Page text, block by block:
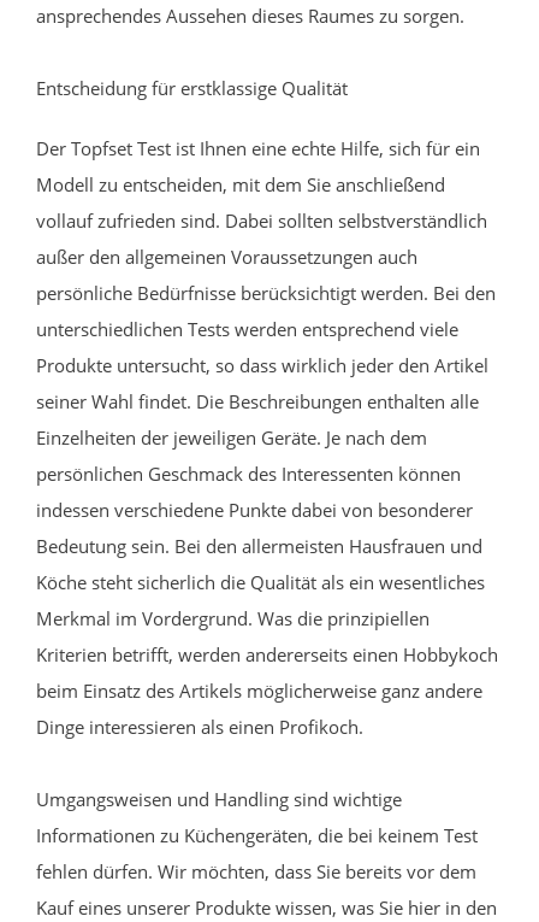
ansprechendes Aussehen dieses Raumes zu sorgen.
Entscheidung für erstklassige Qualität
Der Topfset Test ist Ihnen eine echte Hilfe, sich für ein
Modell zu entscheiden, mit dem Sie anschließend
vollauf zufrieden sind. Dabei sollten selbstverständlich
außer den allgemeinen Voraussetzungen auch
persönliche Bedürfnisse berücksichtigt werden. Bei den
unterschiedlichen Tests werden entsprechend viele
Produkte untersucht, so dass wirklich jeder den Artikel
seiner Wahl findet. Die Beschreibungen enthalten alle
Einzelheiten der jeweiligen Geräte. Je nach dem
persönlichen Geschmack des Interessenten können
indessen verschiedene Punkte dabei von besonderer
Bedeutung sein. Bei den allermeisten Hausfrauen und
Köche steht sicherlich die Qualität als ein wesentliches
Merkmal im Vordergrund. Was die prinzipiellen
Kriterien betrifft, werden andererseits einen Hobbykoch
beim Einsatz des Artikels möglicherweise ganz andere
Dinge interessieren als einen Profikoch.
Umgangsweisen und Handling sind wichtige
Informationen zu Küchengeräten, die bei keinem Test
fehlen dürfen. Wir möchten, dass Sie bereits vor dem
Kauf eines unserer Produkte wissen, was Sie hier in den